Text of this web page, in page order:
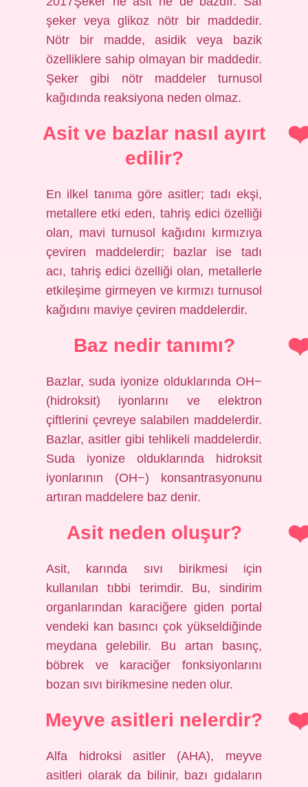
şeker veya glikoz nötr bir maddedir.
Nötr bir madde, asidik veya bazik
özelliklere sahip olmayan bir maddedir.
Şeker gibi nötr maddeler turnusol
kağıdında reaksiyona neden olmaz.
Asit ve bazlar nasıl ayırt
edilir?
En ilkel tanıma göre asitler; tadı ekşi,
metallere etki eden, tahriş edici özelliği
olan, mavi turnusol kağıdını kırmızıya
çeviren maddelerdir; bazlar ise tadı
acı, tahriş edici özelliği olan, metallerle
etkileşime girmeyen ve kırmızı turnusol
kağıdını maviye çeviren maddelerdir.
Baz nedir tanımı?
Bazlar, suda iyonize olduklarında OH−
(hidroksit) iyonlarını ve elektron
çiftlerini çevreye salabilen maddelerdir.
Bazlar, asitler gibi tehlikeli maddelerdir.
Suda iyonize olduklarında hidroksit
iyonlarının (OH−) konsantrasyonunu
artıran maddelere baz denir.
Asit neden oluşur?
Asit, karında sıvı birikmesi için
kullanılan tıbbi terimdir. Bu, sindirim
organlarından karaciğere giden portal
vendeki kan basıncı çok yükseldiğinde
meydana gelebilir. Bu artan basınç,
böbrek ve karaciğer fonksiyonlarını
bozan sıvı birikmesine neden olur.
Meyve asitleri nelerdir?
Alfa hidroksi asitler (AHA), meyve
asitleri olarak da bilinir, bazı gıdaların